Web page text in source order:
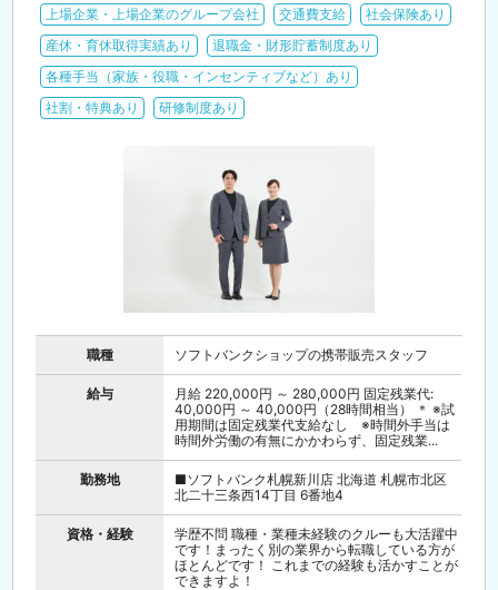
上場企業・上場企業のグループ会社
交通費支給
社会保険あり
産休・育休取得実績あり
退職金・財形貯蓄制度あり
各種手当（家族・役職・インセンティブなど）あり
社割・特典あり
研修制度あり
職種 ソフトバンクショップの携帯販売スタッフ
給与
月給 220,000円 ～ 280,000円 固定残業代:
40,000円 ～ 40,000円（28時間相当） ＊ ※試
用期間は固定残業代支給なし ※時間外手当は
時間外労働の有無にかかわらず、固定残業...
勤務地
■ソフトバンク札幌新川店 北海道 札幌市北区
北二十三条西14丁目 6番地4
資格・経験
学歴不問 職種・業種未経験のクルーも大活躍中
です！まったく別の業界から転職している方が
ほとんどです！ これまでの経験も活かすことが
できますよ！